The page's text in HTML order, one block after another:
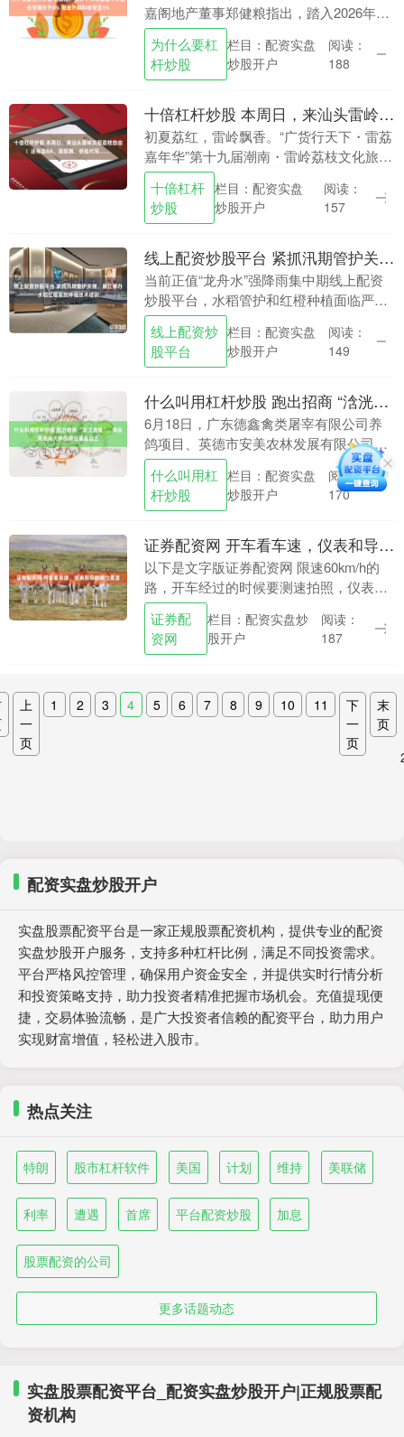
嘉阁地产董事郑健粮指出，踏入2026年，
香港楼市承接去年底的旺市而持续升温，
发展商以贴市价推出大型新盘均屡屡沽
清，并带动....
为什么要杠
杆炒股
栏目：配资实盘
炒股开户
阅读：
188
十倍杠杆炒股 本周日，来汕头雷岭实现荔枝自由！还有荔BA、英歌舞、侨批代写……
初夏荔红，雷岭飘香。“广货行天下・雷荔
嘉年华”第十九届潮南・雷岭荔枝文化旅游
季系列活动将于6月21日在雷岭镇赤坪荔
枝公园盛大开幕十倍杠杆炒股，多元文旅
盛宴即将甜....
十倍杠杆
炒股
栏目：配资实盘
炒股开户
阅读：
157
线上配资炒股平台 紧抓汛期管护关键，廉江举办水稻红橙高效种植技术培训
当前正值“龙舟水”强降雨集中期线上配资
炒股平台，水稻管护和红橙种植面临严峻
考验。为筑牢粮食安全防线，提升特色产
业抗灾能力，6月17日，由广东省农业技
术推广中心、....
线上配资炒
股平台
栏目：配资实盘
炒股开户
阅读：
149
什么叫用杠杆炒股 跑出招商 “浛洸速度”，清远英德两大养鸽项目奠基动工
6月18日，广东德鑫禽类屠宰有限公司养
鸽项目、英德市安美农林发展有限公司养
鸽项目奠基仪式在英德市浛洸镇举行。领
导、嘉宾齐聚现场挥锹培土，两大重点招
商项目正式进入....
什么叫用杠
杆炒股
栏目：配资实盘
炒股开户
阅读：
170
证券配资网 开车看车速，仪表和导航哪个更准
以下是文字版证券配资网 限速60km/h的
路，开车经过的时候要测速拍照，仪表盘
显示时速有60多点，但导航显示的不到
60，那实际超没超速？ 像这种情况，到底
是仪表....
证券配
资网
栏目：配资实盘炒
股开户
阅读：
187
上
一
页
1 2 3 4 5 6 7 8 9 10 11
下
一
页
末
页
配资实盘炒股开户
实盘股票配资平台是一家正规股票配资机构，提供专业的配资
实盘炒股开户服务，支持多种杠杆比例，满足不同投资需求。
平台严格风控管理，确保用户资金安全，并提供实时行情分析
和投资策略支持，助力投资者精准把握市场机会。充值提现便
捷，交易体验流畅，是广大投资者信赖的配资平台，助力用户
实现财富增值，轻松进入股市。
热点关注
特朗 股市杠杆软件 美国 计划 维持 美联储
利率 遭遇 首席 平台配资炒股 加息
股票配资的公司
更多话题动态
实盘股票配资平台_配资实盘炒股开户|正规股票配
资机构